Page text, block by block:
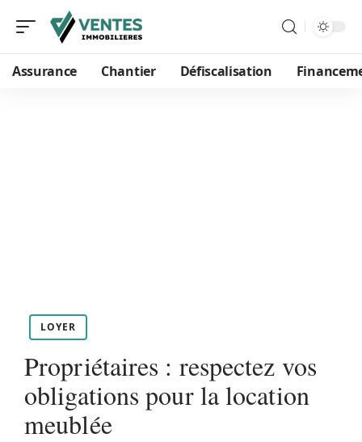
Assurance Chantier Défiscalisation
LOYER
Propriétaires : respectez vos
obligations pour la location
meublée